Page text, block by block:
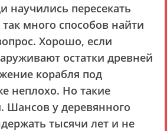
научились пересекать
много способов найти
Хорошо, если
остатки древней
корабля под
неплохо. Но такие
Шансов у деревянного
тысячи лет и не